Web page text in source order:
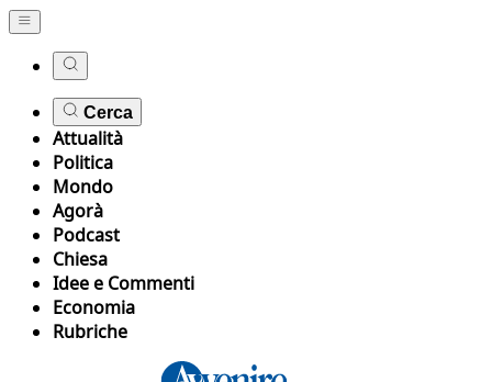
Cerca
Attualità
Politica
Mondo
Agorà
Podcast
Chiesa
Idee e Commenti
Economia
Rubriche